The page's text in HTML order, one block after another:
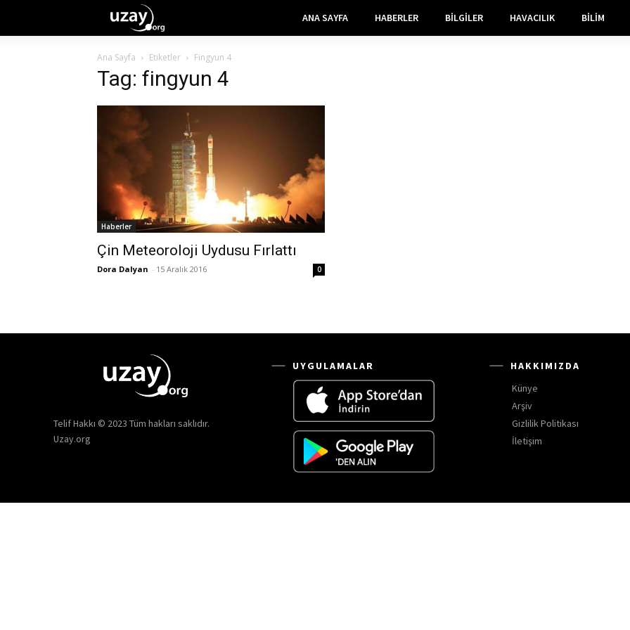
ANA SAYFA HABERLER BILGILER HAVACILIK BILIM
Ana Sayfa Etiketler Fingyun 4
Tag: fingyun 4
Haberler
Çin Meteoroloji Uydusu Fırlattı
Dora Dalyan - 15 Aralık 2016 0
Telif Hakkı © 2023 Tüm hakları saklıdır.
Uzay.org
UYGULAMALAR
HAKKIMIZDA
Künye
Arşiv
Gizlilik Politikası
İletişim